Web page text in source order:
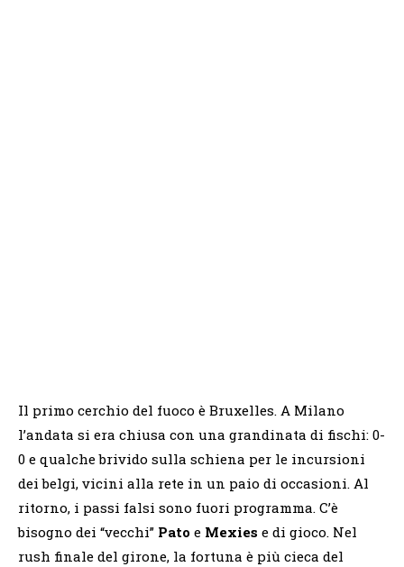
Il primo cerchio del fuoco è Bruxelles. A Milano
l’andata si era chiusa con una grandinata di fischi: 0-
0 e qualche brivido sulla schiena per le incursioni
dei belgi, vicini alla rete in un paio di occasioni. Al
ritorno, i passi falsi sono fuori programma. C’è
bisogno dei “vecchi” Pato e Mexies e di gioco. Nel
rush finale del girone, la fortuna è più cieca del